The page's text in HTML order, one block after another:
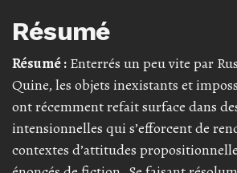
Résumé
Résumé : Enterrés un peu vite par
Quine, les objets inexistants et
ont récemment refait surface dans
intensionnelles qui s’efforcent de
contextes d’attitudes